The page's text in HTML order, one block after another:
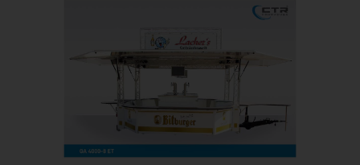
Prev Next